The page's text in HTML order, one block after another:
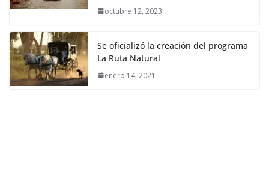
octubre 12, 2023
Se oficializó la creación del programa
La Ruta Natural
enero 14, 2021